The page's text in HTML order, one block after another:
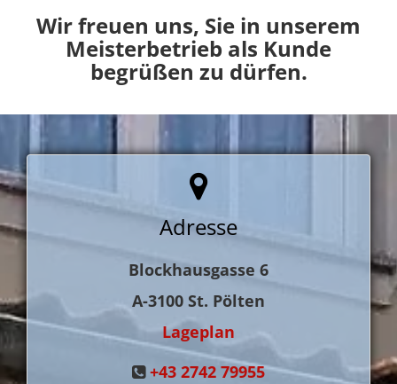
Wir freuen uns, Sie in unserem
Meisterbetrieb als Kunde
begrüßen zu dürfen.
Adresse
Blockhausgasse 6
A-3100 St. Pölten
Lageplan
+43 2742 79955